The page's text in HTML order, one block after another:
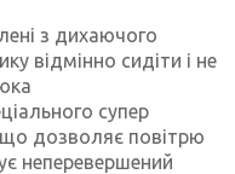
з дихаючого
відмінно сидіти і не
супер
дозволяє повітрю
неперевершений